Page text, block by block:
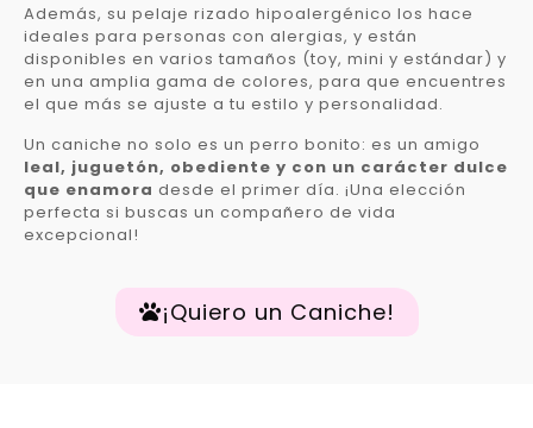
Además, su pelaje rizado hipoalergénico los hace
ideales para personas con alergias, y están
disponibles en varios tamaños (toy, mini y estándar) y
en una amplia gama de colores, para que encuentres
el que más se ajuste a tu estilo y personalidad.
Un caniche no solo es un perro bonito: es un amigo
leal, juguetón, obediente y con un carácter dulce
que enamora desde el primer día. ¡Una elección
perfecta si buscas un compañero de vida
excepcional!
¡Quiero un Caniche!